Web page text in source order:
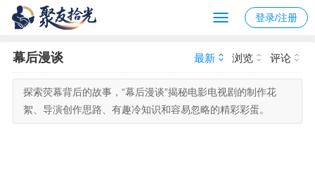
登录/注册
幕后漫谈 最新 浏览 评论
探索荧幕背后的故事，“幕后漫谈”揭秘电影电视剧的制作花
絮、导演创作思路、有趣冷知识和容易忽略的精彩彩蛋。